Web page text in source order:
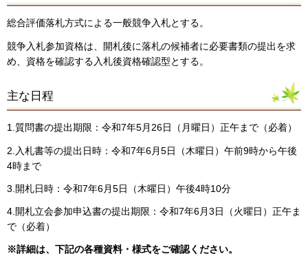
総合評価落札方式による一般競争入札とする。
競争入札参加資格は、開札後に落札の候補者に必要書類の提出を求
め、資格を確認する入札後資格確認型とする。
主な日程
1.質問書の提出期限：令和7年5月26日（月曜日）正午まで（必着）
2.入札書等の提出日時：令和7年6月5日（木曜日）午前9時から午後
4時まで
3.開札日時：令和7年6月5日（木曜日）午後4時10分
4.開札立会参加申込書の提出期限：令和7年6月3日（火曜日）正午ま
で（必着）
※詳細は、下記の各種資料・様式をご確認ください。